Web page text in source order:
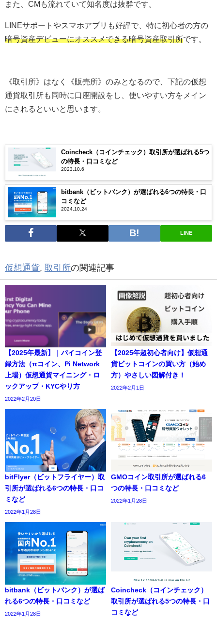
また、CMも流れていて知名度は抜群です。
LINEサポートやスマホアプリも好評で、特に初心者の方の
暗号資産デビューにオススメできる暗号資産取引所です。
《取引所》はなく《販売所》のみとなるので、下記の仮想
通貨取引所も同時に口座開設をし、使いやすい方をメイン
にされるといいと思います。
Coincheck（コインチェック）取引所が選ばれる5つ
の特長・口コミなど
2023.10.6
bitbank（ビットバンク）が選ばれる6つの特長・口
コミなど
2024.10.24
LINE
仮想通貨, 取引所の関連記事
【2025年最新】｜パイコイン登
録方法（πコイン、Pi Network
上場）仮想通貨マイニング・ロ
ックアップ・KYCやり方
2022年2月20日
【2025年超初心者向け】仮想通
貨ビットコインの買い方（始め
方）やさしい図解付き！
2022年2月1日
bitFlyer（ビットフライヤー）取
引所が選ばれる6つの特長・口コ
ミなど
2022年1月28日
GMOコイン取引所が選ばれる6
つの特長・口コミなど
2022年1月28日
bitbank（ビットバンク）が選ば
れる6つの特長・口コミなど
2022年1月28日
Coincheck（コインチェック）
取引所が選ばれる5つの特長・口
コミなど